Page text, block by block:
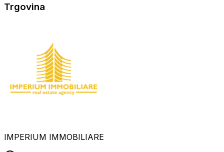
Trgovina
IMPERIUM IMMOBILIARE